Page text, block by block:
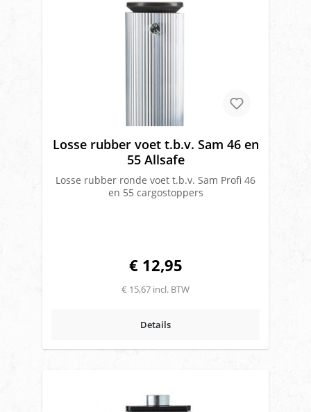
(horizontaal) kan het worden gebruikt
voorbijvoorbeeld het blokkeren van kleine
pallets of dozenEigenschappen:Eindplug
AluminiumGewicht: 3.21 kgToepasbaar voor
Voertuig: BestelwagenVerstelbereik: 1700-
2300MMArt. nr fabrikant: 10012443Merk:
Loadlok
Losse rubber voet t.b.v. Sam 46 en
55 Allsafe
Losse rubber ronde voet t.b.v. Sam Profi 46
en 55 cargostoppers
€ 12,95
€ 15,67 incl. BTW
Details